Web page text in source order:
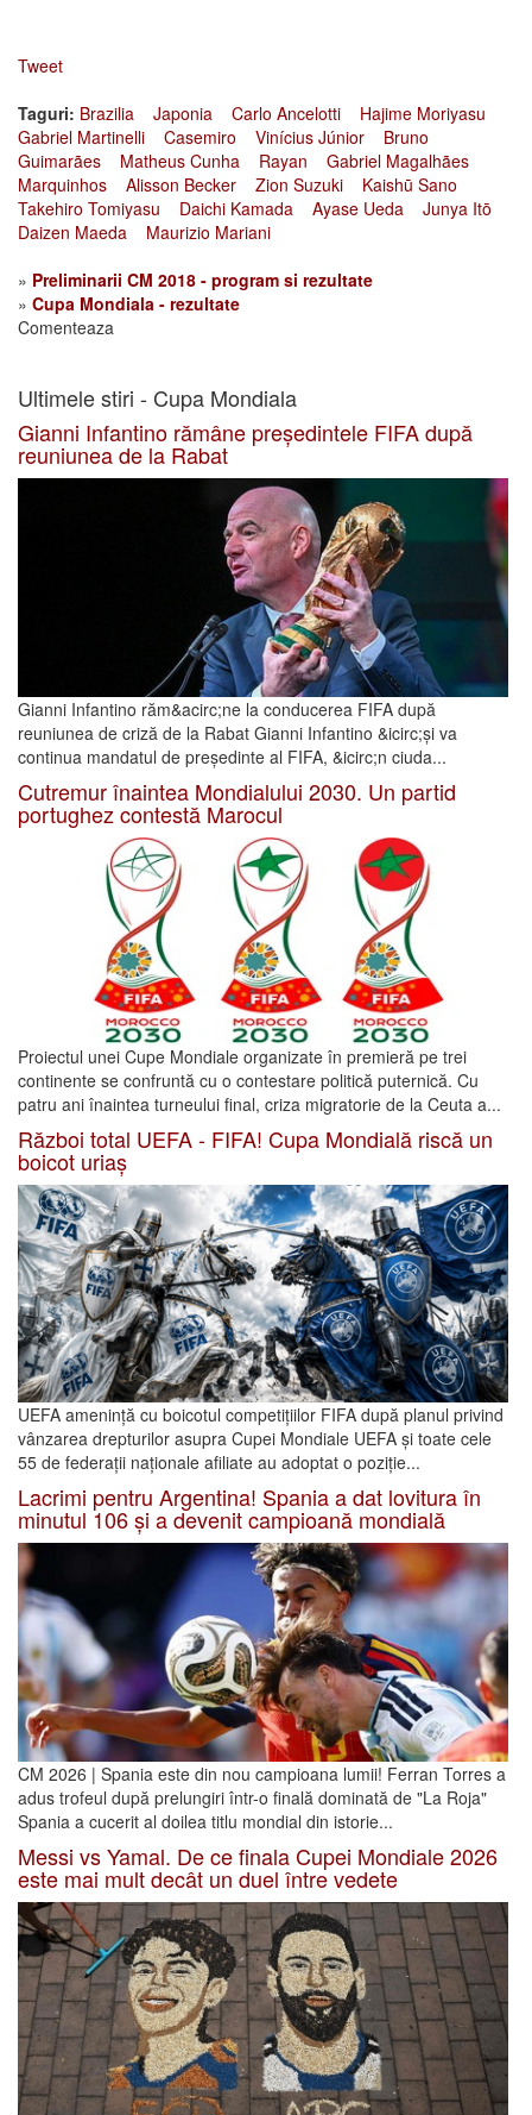
Tweet
Taguri: Brazilia Japonia Carlo Ancelotti
Hajime Moriyasu
Gabriel Martinelli
Casemiro Vinícius Júnior
Bruno
Guimarães
Matheus Cunha Rayan
Gabriel Magalhães
Marquinhos
Alisson Becker Zion Suzuki
Kaishū Sano
Takehiro Tomiyasu
Daichi Kamada Ayase Ueda
Junya Itō
Daizen Maeda
Maurizio Mariani
» Preliminarii CM 2018 - program si rezultate
» Cupa Mondiala - rezultate
Comenteaza
Ultimele stiri - Cupa Mondiala
Gianni Infantino rămâne președintele FIFA după
reuniunea de la Rabat
Gianni Infantino răm&acirc;ne la conducerea FIFA după
reuniunea de criză de la Rabat Gianni Infantino &icirc;și va
continua mandatul de președinte al FIFA, &icirc;n ciuda...
Cutremur înaintea Mondialului 2030. Un partid
portughez contestă Marocul
Proiectul unei Cupe Mondiale organizate în premieră pe trei
continente se confruntă cu o contestare politică puternică. Cu
patru ani înaintea turneului final, criza migratorie de la Ceuta a...
Război total UEFA - FIFA! Cupa Mondială riscă un
boicot uriaș
UEFA amenință cu boicotul competițiilor FIFA după planul privind
vânzarea drepturilor asupra Cupei Mondiale UEFA și toate cele
55 de federații naționale afiliate au adoptat o poziție...
Lacrimi pentru Argentina! Spania a dat lovitura în
minutul 106 și a devenit campioană mondială
CM 2026 | Spania este din nou campioana lumii! Ferran Torres a
adus trofeul după prelungiri într-o finală dominată de "La Roja"
Spania a cucerit al doilea titlu mondial din istorie...
Messi vs Yamal. De ce finala Cupei Mondiale 2026
este mai mult decât un duel între vedete